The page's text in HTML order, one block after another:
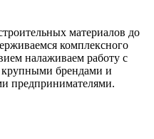
материалов до
комплексного
налаживаем работу с
брендами и
предпринимателями.